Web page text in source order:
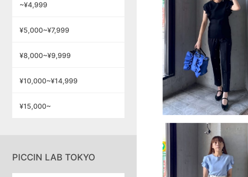
~¥4,999
¥5,000~¥7,999
¥8,000~¥9,999
¥10,000~¥14,999
¥15,000~
PICCIN LAB TOKYO